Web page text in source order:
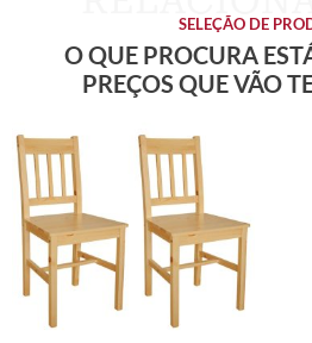
SELEÇÃO DE
O QUE PROCURA
PREÇOS QUE VÃO